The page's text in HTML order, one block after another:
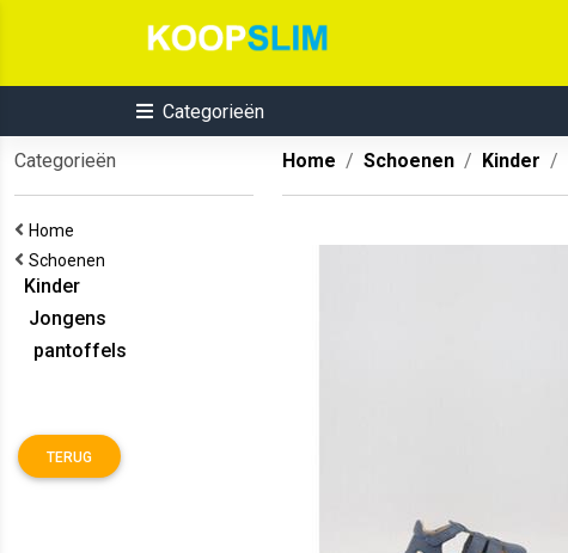
Categorieën
Categorieën
Home
Schoenen
Kinder
Jongens
pantoffels
TERUG
Home Schoenen Kinder